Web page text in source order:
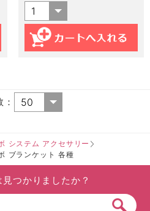
システム アクセサリー
ブランケット 各種
つかりましたか？